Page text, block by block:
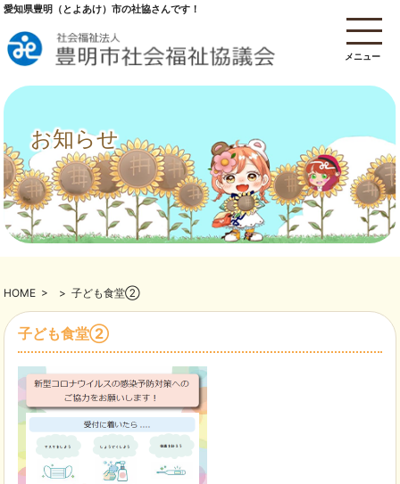
メニュー
愛知県豊明（とよあけ）市の社協さんです！
お知らせ
HOME > > 子ども食堂②
子ども食堂②